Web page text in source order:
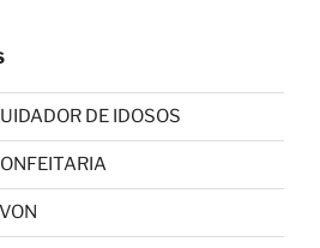
DE IDOSOS